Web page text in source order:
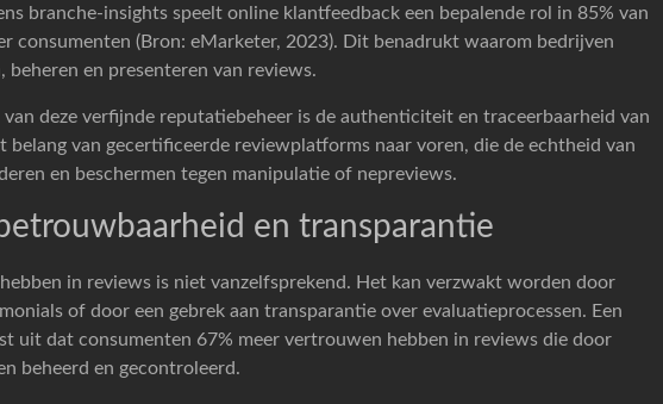
branche-insights speelt online klantfeedback een bepalende rol in 85% van
consumenten (Bron: eMarketer, 2023). Dit benadrukt waarom bedrijven
beheren en presenteren van reviews.
van deze verfijnde reputatiebeheer is de authenticiteit en traceerbaarheid van
belang van gecertificeerde reviewplatforms naar voren, die de echtheid van
en beschermen tegen manipulatie of nepreviews.
en transparantie
in reviews is niet vanzelfsprekend. Het kan verzwakt worden door
of door een gebrek aan transparantie over evaluatieprocessen. Een
uit dat consumenten 67% meer vertrouwen hebben in reviews die door
beheerd en gecontroleerd.